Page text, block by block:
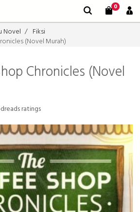
0
Novel
Fiksi
(Novel Murah)
Chronicles (Novel
ratings